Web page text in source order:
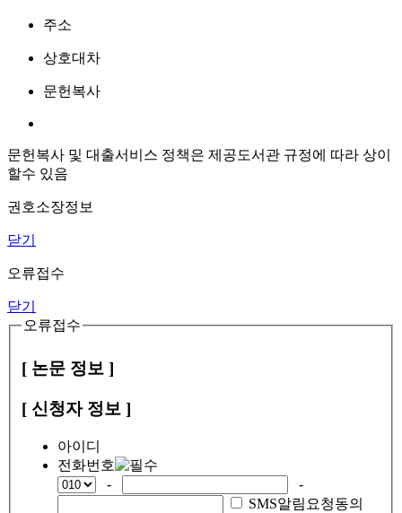
주소
상호대차
문헌복사
문헌복사 및 대출서비스 정책은 제공도서관 규정에 따라 상이
할수 있음
권호소장정보
닫기
오류접수
닫기
오류접수
[ 논문 정보 ]
[ 신청자 정보 ]
아이디
전화번호
-
-
SMS알림요청동의